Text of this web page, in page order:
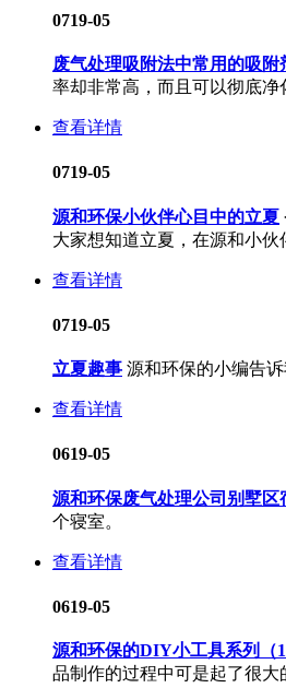
0719-05
废气处理吸附法中常用的吸附
率却非常高，而且可以彻底
查看详情
0719-05
源和环保小伙伴心目中的立夏
大家想知道立夏，在源和小伙
查看详情
0719-05
立夏趣事 源和环保的小编告
查看详情
0619-05
源和环保废气处理公司别墅区
个寝室。
查看详情
0619-05
源和环保的DIY小工具系列（1
品制作的过程中可是起了很大